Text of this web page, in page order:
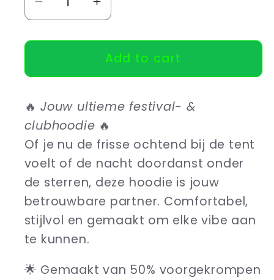
Reduce
number
for
The
Number
of
raises
for
Hoodie
Headphones
Add to cart
🔥Jouw ultieme festival- &
clubhoodie 🔥
Of je nu de frisse ochtend bij de tent
voelt of de nacht doordanst onder
de sterren, deze hoodie is jouw
betrouwbare partner. Comfortabel,
stijlvol en gemaakt om elke vibe aan
te kunnen.
🌟 Gemaakt van 50% voorgekrompen